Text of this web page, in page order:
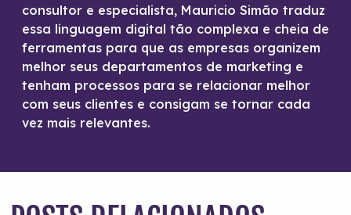
consultor e especialista, Mauricio Simão traduz
essa linguagem digital tão complexa e cheia de
ferramentas para que as empresas organizem
melhor seus departamentos de marketing e
tenham processos para se relacionar melhor
com seus clientes e consigam se tornar cada
vez mais relevantes.